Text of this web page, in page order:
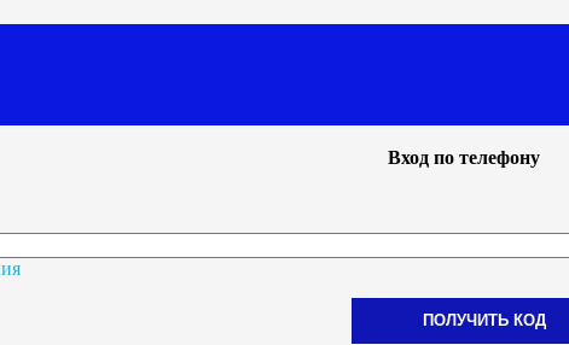
Вход по телефону
ПОЛУЧИТЬ КОД